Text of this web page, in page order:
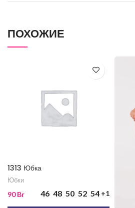
ПОХОЖИЕ
1313 Юбка
Юбки
90Br 46 48 50 52 54 +1